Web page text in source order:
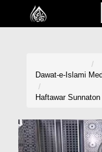
Home
Volunteer Portal
Dawat-e-Islami
Haftawar